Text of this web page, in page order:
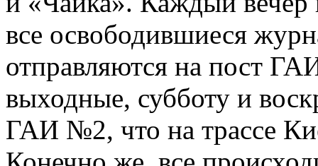
все освободившиеся
отправляются на пост
выходные, субботу и
ГАИ №2, что на трассе